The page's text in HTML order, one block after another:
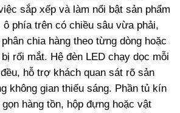
sắp xếp và làm nổi bật sản phẩm
phía trên có chiều sâu vừa phải,
chia hàng theo từng dòng hoặc
rối mắt. Hệ đèn LED chạy dọc mỗi
hỗ trợ khách quan sát rõ sản
không gian thiếu sáng. Phần tủ kín
hàng tồn, hộp đựng hoặc vật